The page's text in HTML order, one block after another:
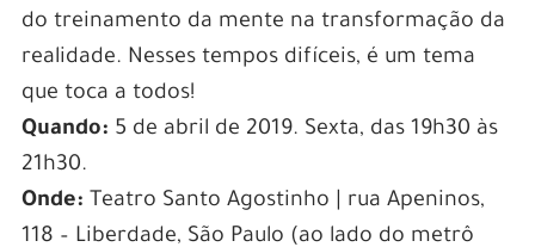
do treinamento da mente na transformação da
realidade. Nesses tempos difíceis, é um tema
que toca a todos!
Quando: 5 de abril de 2019. Sexta, das 19h30 às
21h30.
Onde: Teatro Santo Agostinho | rua Apeninos,
118 – Liberdade, São Paulo (ao lado do metrô